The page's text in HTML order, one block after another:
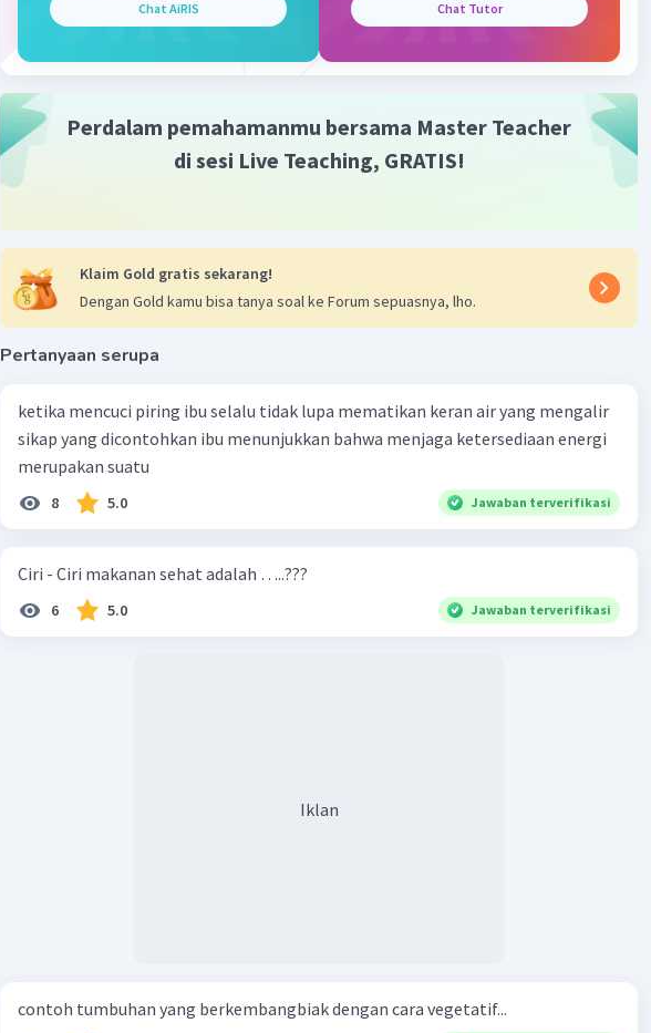
Efek ini menyebabkan ekor komet selalu mengarah menjauh dari
ekor komet akan selalu terlihat mengarah menjauh dari Matahari di
langit. Inilah mengapa kita dapat melihat ekor komet saat komet ini
Beri Rating·0.0(0) Balas
Iklan
Ekor komet selalu menjauhi matahari ketika jaraknya dekat dengan
matahari karena terpapar / dihalau oleh
Chat AiRIS Chat Tutor
Perdalam pemahamanmu bersama Master Teacher
di sesi Live Teaching, GRATIS!
Klaim Gold gratis sekarang!
Dengan Gold kamu bisa tanya soal ke Forum sepuasnya, lho.
Pertanyaan serupa
ketika mencuci piring ibu selalu tidak lupa mematikan keran air yang mengalir
sikap yang dicontohkan ibu menunjukkan bahwa menjaga ketersediaan energi
merupakan suatu
8 5.0 Jawaban terverifikasi
Ciri - Ciri makanan sehat adalah …..???
6 5.0 Jawaban terverifikasi
Iklan
contoh tumbuhan yang berkembangbiak dengan cara vegetatif...